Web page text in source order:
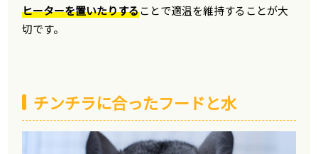
ヒーターを置いたりすることで適温を維持することが大
切です。
チンチラに合ったフードと水